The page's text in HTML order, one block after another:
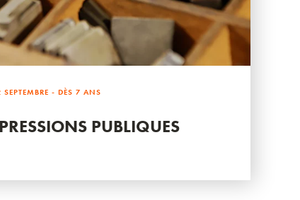
SEPTEMBRE - DÈS 7 ANS
PUBLIQUES